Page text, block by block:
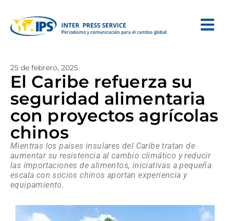
25 de febrero, 2025
El Caribe refuerza su
seguridad alimentaria
con proyectos agrícolas
chinos
Mientras los países insulares del Caribe tratan de
aumentar su resistencia al cambio climático y reducir
las importaciones de alimentos, iniciativas a pequeña
escala con socios chinos aportan experiencia y
equipamiento.